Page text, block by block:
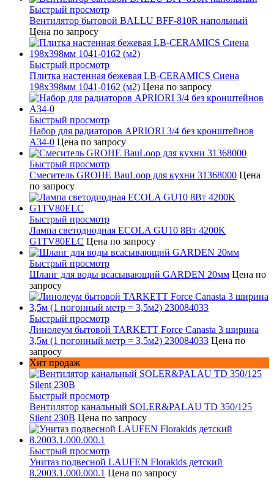
Быстрый просмотр
Вентилятор бытовой BALLU BFF-810R напольный
Цена по запросу
Быстрый просмотр
Плитка настенная бежевая LB-CERAMICS Сиена
198x398мм 1041-0162 (м2) Цена по запросу
Быстрый просмотр
Набор для радиаторов APRIORI 3/4 без кронштейнов
A34-0 Цена по запросу
Быстрый просмотр
Смеситель GROHE BauLoop для кухни 31368000 Цена
по запросу
Быстрый просмотр
Лампа светодиодная ECOLA GU10 8Вт 4200K
G1TV80ELC Цена по запросу
Быстрый просмотр
Шланг для воды всасывающий GARDEN 20мм Цена по
запросу
Быстрый просмотр
Линолеум бытовой TARKETT Force Canasta 3 ширина
3,5м (1 погонный метр = 3,5м2) 230084033 Цена по
запросу
Хит продаж
Быстрый просмотр
Вентилятор канальный SOLER&PALAU TD 350/125
Silent 230В Цена по запросу
Быстрый просмотр
Унитаз подвесной LAUFEN Florakids детский
8.2003.1.000.000.1 Цена по запросу